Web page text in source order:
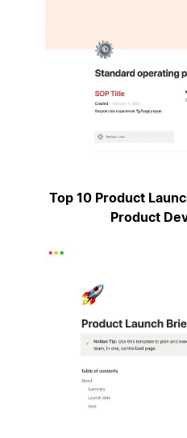
Top 10 Product